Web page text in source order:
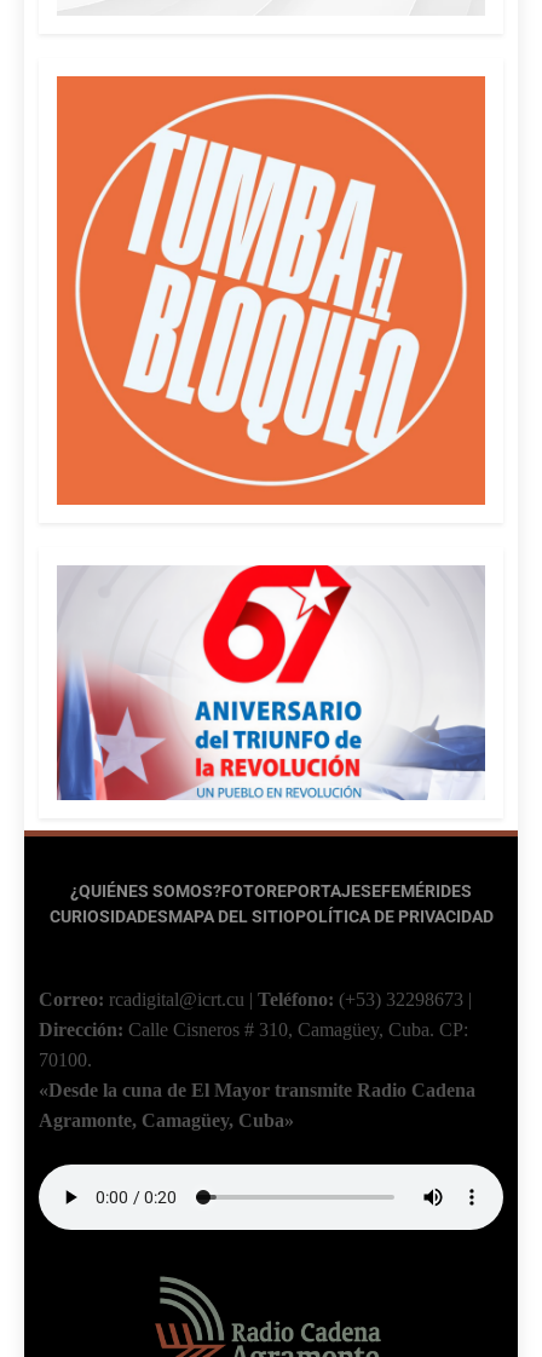
¿QUIÉNES SOMOS?FOTOREPORTAJESEFEMÉRIDES
CURIOSIDADESMAPA DEL SITIOPOLÍTICA DE PRIVACIDAD
Correo: rcadigital@icrt.cu | Teléfono: (+53) 32298673 |
Dirección: Calle Cisneros # 310, Camagüey, Cuba. CP:
70100.
«Desde la cuna de El Mayor transmite Radio Cadena
Agramonte, Camagüey, Cuba»